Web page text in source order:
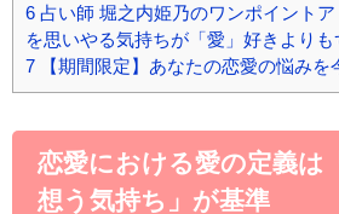
6 占い師 堀之内姫乃のワンポイント
を思いやる気持ちが「愛」好きより
7 【期間限定】あなたの恋愛の悩みを
恋愛における愛の定義は
想う気持ち」が基準